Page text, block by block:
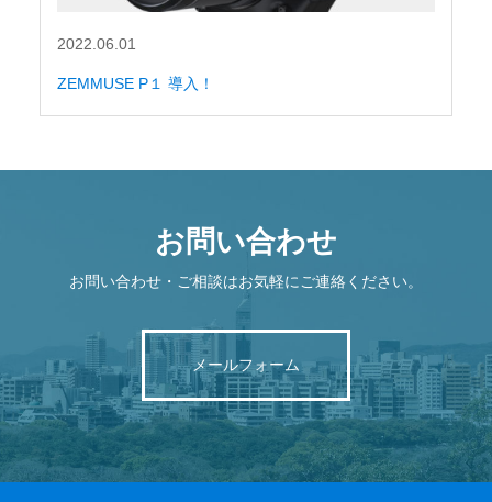
2022.06.01
ZEMMUSE P１ 導入！
お問い合わせ
お問い合わせ・ご相談はお気軽にご連絡ください。
メールフォーム